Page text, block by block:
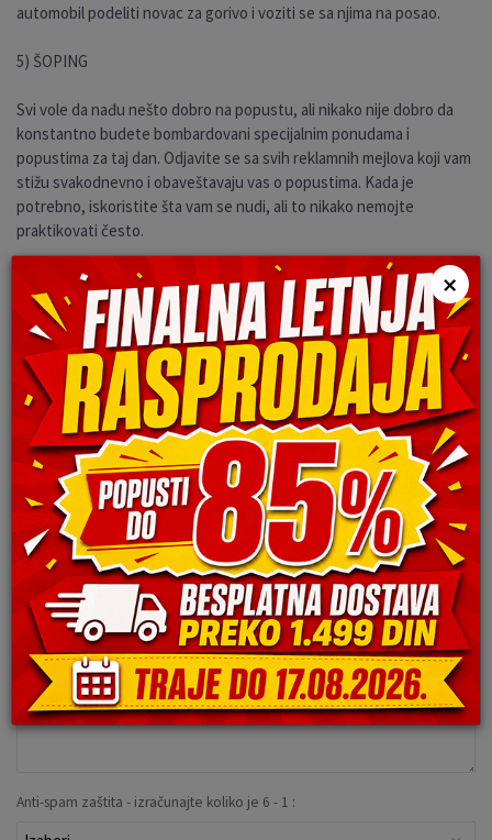
automobil podeliti novac za gorivo i voziti se sa njima na posao.
5) ŠOPING
Svi vole da nađu nešto dobro na popustu, ali nikako nije dobro da
konstantno budete bombardovani specijalnim ponudama i
popustima za taj dan. Odjavite se sa svih reklamnih mejlova koji vam
stižu svakodnevno i obaveštavaju vas o popustima. Kada je
potrebno, iskoristite šta vam se nudi, ali to nikako nemojte
praktikovati često.
Izvor: www.zena.blic.rs
PODELI
Ime/Nadimak
Email
Poruka
Anti-spam zaštita - izračunajte koliko je 6 - 1 :
×